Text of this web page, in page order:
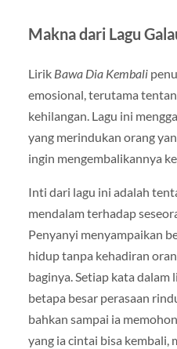
Makna dari Lagu
Lirik Bawa Dia Kembali
emosional, terutama
kehilangan. Lagu ini
yang merindukan orang
ingin mengembalikannya
Inti dari lagu ini adalah
mendalam terhadap
Penyanyi menyampaikan
hidup tanpa kehadiran
baginya. Setiap kata dalam
betapa besar perasaan
bahkan sampai ia
yang ia cintai bisa kembali,